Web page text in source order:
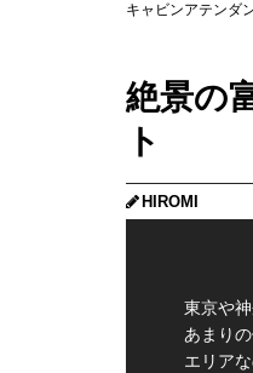
キャビンアテンダ
絶景の
ト
HIROMI
東京や
あまり
エリア